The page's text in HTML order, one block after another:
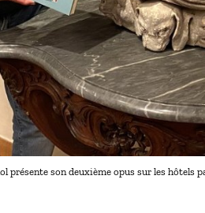
présente son deuxième opus sur les hôtels